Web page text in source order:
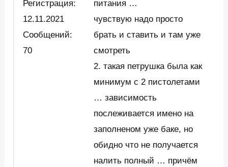
Регистрация:
12.11.2021
Сообщений:
70
питания …
чувствую надо просто
брать и ставить и там уже
смотреть
2. такая петрушка была как
минимум с 2 пистолетами
… зависимость
послеживается имено на
заполненом уже баке, но
обидно что не получается
налить полный … причём